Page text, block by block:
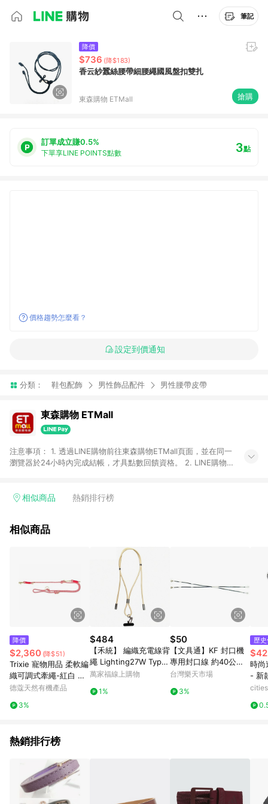
筆記
降價
$736 (降$183)
香云紗蠶絲腰帶細腰繩國風盤扣雙扎
東森購物 ETMall 搶購
訂單成立賺0.5%
下單享LINE POINTS點數 3點
價格趨勢怎麼看？
設定到價通知
分類： 鞋包配飾 男性飾品配件 男性腰帶皮帶
東森購物 ETMall
注意事項： 1. 透過LINE購物前往東森購物ETMall頁面，並在同一
瀏覽器於24小時內完成結帳，才具點數回饋資格。 2. LINE購物
單，皆不在點數回饋範圍內。 3. 如購買以下類別商品，將無法獲
球嚴選、商城、專案商品、「草莓網」全館商品。 4. 如取消訂
回饋。 5. 點數回饋會扣除所有折扣優惠後之最終發票金額計算，
實際回饋請依LINE購物通知為主。 6. 訂單如有使用東森購物
ETMall站內之折扣優惠(包含但不限於東森幣、樂透金、東森現金
券等)，不具點數回饋資格。詳細請依東森購物ETMall之結帳頁面
顯示為準。 7. LINE購物設有「單一商品最高回饋點數」機制(特
殊活動時開放「回饋無上限」)，以同一訂單中同一商品不論件數
計算，並依訂單成立時間當下LINE購物所設定的回饋機制為準。
8. LINE購物為購物資訊整合性平台，商品資料更新會有時間差，
如顯示之商品規格、顏色、價位、贈品與東森購物ETMall銷售網
頁不符，以銷售網頁標示為準。 9. 若有贈點爭議，請務必於訂單
日期+180天以內至LINE購物客服洽詢；若超過180天(含)以上進
行申訴，恕無法贈點回饋。 10. 部分點數紅包僅限指定商品使
用，或不適用於無回饋商品。各點數紅包之適用商品與使用條件
請依點數紅包頁面規則為準。
相似商品 熱銷排行榜
相似商品
降價
$2,360 (降$51)
Trixie 寵物用品 柔軟編
織可調式牽繩-紅白 M–
L: 2,00 m/ø 10 mm (T
德蔻天然有機產品
3%
$484
【禾統】 編織充電線背
繩 Lighting27W Type-
C240W快充線 編織掛
快充 充電式背繩 二合
萬家福線上購物
1%
$50
【文具通】KF 封口機
專用封口線 約40公分
L5160010【APP滿額
最高1500點)】8/31止
台灣樂天市場
3%
歷
時尚
- 新
花眼
熱銷排行榜